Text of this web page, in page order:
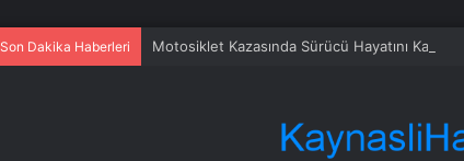
Son Dakika Haberleri Motosiklet Kazasında Sürücü Hayatını Kaybetti